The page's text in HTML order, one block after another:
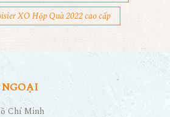
XO Hộp Quà 2022 cao cấp
Chí Minh